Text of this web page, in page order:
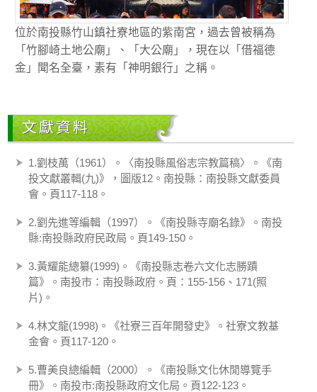
位於南投縣竹山鎮社寮地區的紫南宮，過去曾被稱為
「竹腳崎土地公廟」、「大公廟」，現在以「借福德
金」聞名全臺，素有「神明銀行」之稱。
文獻資料
1.劉枝萬（1961）。〈南投縣風俗志宗教篇稿〉。《南
投文獻叢輯(九)》，圖版12。南投縣：南投縣文獻委員
會。頁117-118。
2.劉先進等編輯（1997）。《南投縣寺廟名錄》。南投
縣:南投縣政府民政局。頁149-150。
3.黃耀能總纂(1999)。《南投縣志卷六文化志勝蹟
篇》。南投市：南投縣政府。頁：155-156、171(照
片)。
4.林文龍(1998)。《社寮三百年開發史》。社寮文教基
金會。頁117-120。
5.曹美良總編輯（2000）。《南投縣文化休閒導覽手
冊》。南投市:南投縣政府文化局。頁122-123。